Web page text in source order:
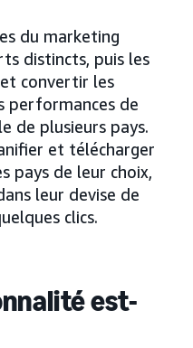
du marketing
distincts, puis les
convertir les
performances de
de plusieurs pays.
et télécharger
pays de leur choix,
leur devise de
clics.
est-